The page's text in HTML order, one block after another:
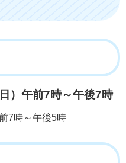
）午前7時～午後7時
7時～午後5時